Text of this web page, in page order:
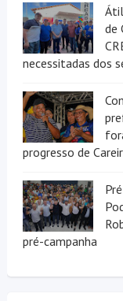
de
necessitadas dos
progresso de
pré-campanha